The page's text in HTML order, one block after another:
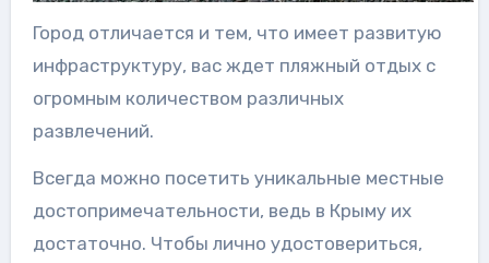
Город отличается и тем, что имеет развитую
инфраструктуру, вас ждет пляжный отдых с
огромным количеством различных
развлечений.
Всегда можно посетить уникальные местные
достопримечательности, ведь в Крыму их
достаточно. Чтобы лично удостовериться,